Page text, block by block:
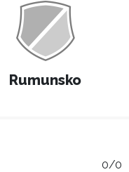
Rumunsko
0/0